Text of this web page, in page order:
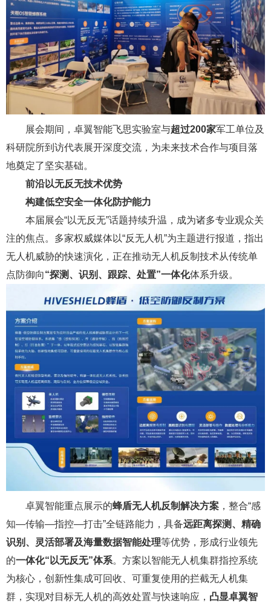
展会期间，卓翼智能飞思实验室与超过200家军工单位及
科研院所到访代表展开深度交流，为未来技术合作与项目落
地奠定了坚实基础。
前沿以无反无技术优势
构建低空安全一体化防护能力
本届展会“以无反无”话题持续升温，成为诸多专业观众关
注的焦点。多家权威媒体以“反无人机”为主题进行报道，指出
无人机威胁的快速演化，正在推动无人机反制技术从传统单
点防御向“探测、识别、跟踪、处置”一体化体系升级。
卓翼智能重点展示的蜂盾无人机反制解决方案 ，整合“感
知—传输—指控—打击”全链路能力，具备远距离探测、精确
识别、灵活部署及海量数据智能处理等优势，形成行业领先
的一体化“以无反无”体系。方案以智能无人机集群指控系统
为核心，创新性集成可回收、可重复使用的拦截无人机集
群，实现对目标无人机的高效处置与快速响应， 凸显卓翼智